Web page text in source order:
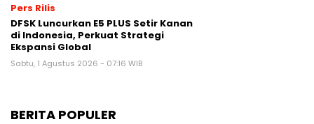
Pers Rilis
DFSK Luncurkan E5 PLUS Setir Kanan
di Indonesia, Perkuat Strategi
Ekspansi Global
Sabtu, 1 Agustus 2026 - 07:16 WIB
BERITA POPULER